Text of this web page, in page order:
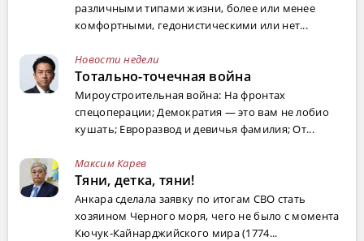
различными типами жизни, более или менее
комфортными, гедонистическими или нет...
Новости недели
Тотально-точечная война
Мироустроительная война: На фронтах
спецоперации; Демократия — это вам не лобио
кушать; Евроразвод и девичья фамилия; От...
Максим Карев
Тяни, детка, тяни!
Анкара сделала заявку по итогам СВО стать
хозяином Черного моря, чего не было с момента
Кючук-Кайнарджийского мира (1774...